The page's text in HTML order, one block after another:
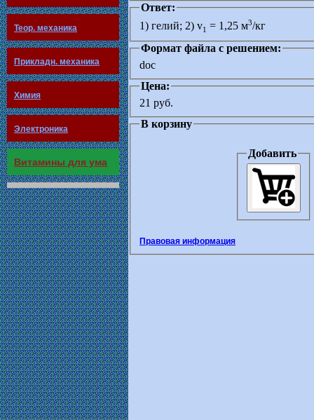
Теор. механика
Прикладн. механика
Химия
Электроника
Витамины для ума
Ответ:
1) гелий; 2) v1 = 1,25 м3/кг
Формат файла с решением:
doc
Цена:
21 руб.
В корзину
Добавить
Правовая информация